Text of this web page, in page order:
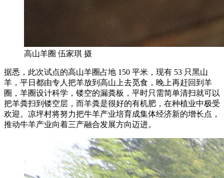
高山羊圈 伍家琪 摄
据悉，此次试点的高山羊圈占地 150 平米，现有 53 只黑山
羊，平日都由专人把羊放到高山上去觅食，晚上再赶回到羊
圈，羊圈设计科学，镂空的漏粪板，平时只需简单清扫就可以
把羊粪扫到镂空层，而羊粪是很好的有机肥，在种植业中极受
欢迎。凉坪村将努力把牛羊产业培育成集体经济新的增长点，
推动牛羊产业向着三产融合发展方向迈进。